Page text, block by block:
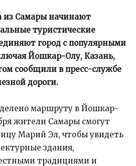
из Самары начинают
туристические
город с популярными
Йошкар-Олу, Казань,
сообщили в пресс-службе
дороги.
маршруту в Йошкар-
жители Самары смогут
Марий Эл, чтобы увидеть
здания,
традициями и